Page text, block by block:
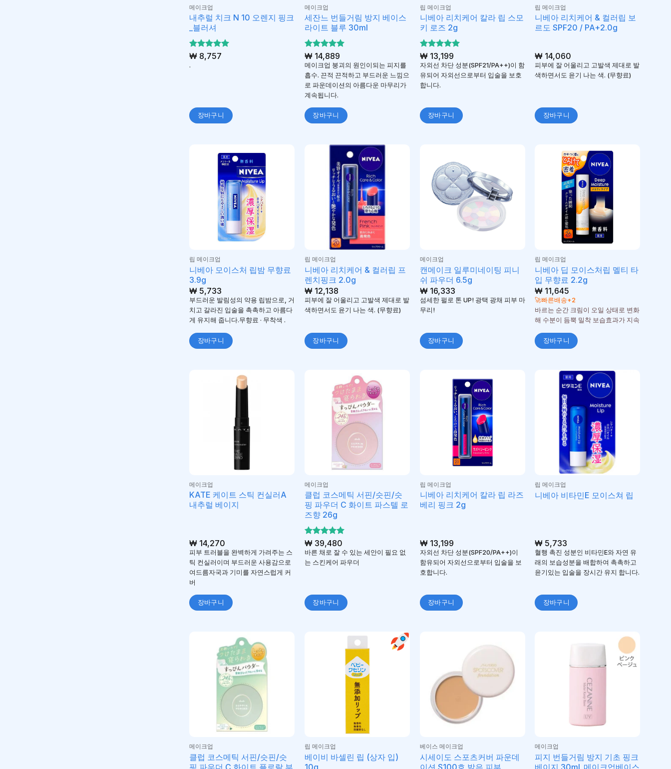
메이크업
내추럴 치크 N 10 오렌지 핑크
_블러셔
5 중에서
로 평가
₩ 8,757
.
장바구니
메이크업
세잔느 번들거림 방지 베이스
라이트 블루 30ml
5 중에서
5로 평가
됨
₩14,889
메이크업 붕괴의 원인이되는 피지를
흡수. 끈적 끈적하고 부드러운 느낌으
로 파운데이션의 아름다운 마무리가
계속됩니다.
장바구니
립 메이크업
니베아 리치케어 칼라 립 스모
키 로즈 2g
5 중에서
5로 평가
됨
₩13,199
자외선 차단 성분(SPF21/PA++)이 함
유되어 자외선으로부터 입술을 보호
합니다.
장바구니
립 메이크업
니베아 리치케어 & 컬러립 보
르도 SPF20 / PA+2.0g
₩ 14,060
피부에 잘 어울리고 고발색 제대로 발
색하면서도 윤기 나는 색. (무향료)
장바구니
립 메이크업
니베아 모이스처 립밤 무향료
3.9g
₩ 5,733
부드러운 발림성의 약용 립밤으로, 거
치고 갈라진 입술을 촉촉하고 아름다
게 유지해 줍니다.무향료 · 무착색 .
장바구니
립 메이크업
니베아 리치케어 & 컬러립 프
렌치핑크 2.0g
₩12,138
피부에 잘 어울리고 고발색 제대로 발
색하면서도 윤기 나는 색. (무향료)
장바구니
메이크업
캔메이크 일루미네이팅 피니
쉬 파우더 6.5g
₩16,333
섬세한 펄로 톤 UP! 광택 광채 피부 마
무리!
장바구니
립 메이크업
니베아 딥 모이스처립 멜티 타
입 무향료 2.2g
₩ 11,645
🚀빠른배송+2
바르는 순간 크림이 오일 상태로 변화
해 수분이 듬뿍 밀착 보습효과가 지속
장바구니
메이크업
KATE 케이트 스틱 컨실러A
내추럴 베이지
₩ 14,270
피부 트러블을 완벽하게 가려주는 스
틱 컨실러이며 부드러운 사용감으로
여드름자국과 기미를 자연스럽게 커
버
장바구니
메이크업
클럽 코스메틱 서핀/슷핀/슷
핑 파우더 C 화이트 파스텔 로
즈향 26g
5 중에서
5로 평가
됨
₩39,480
바른 채로 잘 수 있는 세안이 필요 없
는 스킨케어 파우더
장바구니
립 메이크업
니베아 리치케어 칼라 립 라즈
베리 핑크 2g
₩13,199
자외선 차단 성분(SPF20/PA++)이
함유되어 자외선으로부터 입술을 보
호합니다.
장바구니
립 메이크업
니베아 비타민E 모이스쳐 립
₩ 5,733
혈행 촉진 성분인 비타민E와 자연 유
래의 보습성분을 배합하여 촉촉하고
윤기있는 입술을 장시간 유지 합니다.
장바구니
메이크업
클럽 코스메틱 서핀/슷핀/슷
핑 파우더 C 화이트 플로랄 부
립 메이크업
베이비 바셀린 립 (상자 입)
10g
베이스 메이크업
시세이도 스포츠커버 파운데
이션 S100호 밝은 피부
메이크업
피지 번들거림 방지 기초 핑크
베이지 30ml_메이크업베이스